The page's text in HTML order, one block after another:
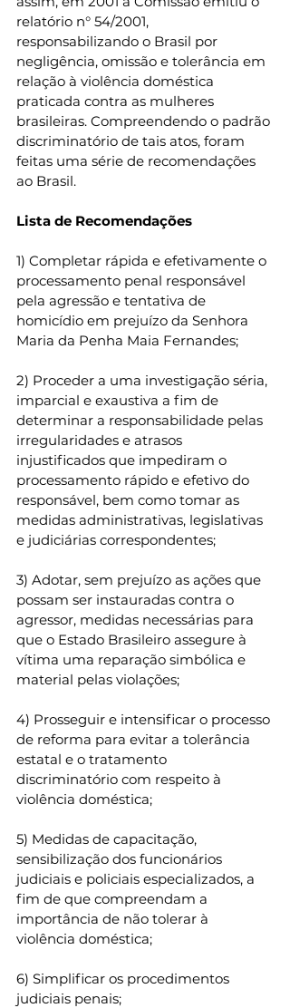
relatório n° 54/2001,
responsabilizando o Brasil por
negligência, omissão e tolerância em
relação à violência doméstica
praticada contra as mulheres
brasileiras. Compreendendo o padrão
discriminatório de tais atos, foram
feitas uma série de recomendações
ao Brasil.
Lista de Recomendações
1) Completar rápida e efetivamente o
processamento penal responsável
pela agressão e tentativa de
homicídio em prejuízo da Senhora
Maria da Penha Maia Fernandes;
2) Proceder a uma investigação séria,
imparcial e exaustiva a fim de
determinar a responsabilidade pelas
irregularidades e atrasos
injustificados que impediram o
processamento rápido e efetivo do
responsável, bem como tomar as
medidas administrativas, legislativas
e judiciárias correspondentes;
3) Adotar, sem prejuízo as ações que
possam ser instauradas contra o
agressor, medidas necessárias para
que o Estado Brasileiro assegure à
vítima uma reparação simbólica e
material pelas violações;
4) Prosseguir e intensificar o processo
de reforma para evitar a tolerância
estatal e o tratamento
discriminatório com respeito à
violência doméstica;
5) Medidas de capacitação,
sensibilização dos funcionários
judiciais e policiais especializados, a
fim de que compreendam a
importância de não tolerar à
violência doméstica;
6) Simplificar os procedimentos
judiciais penais;